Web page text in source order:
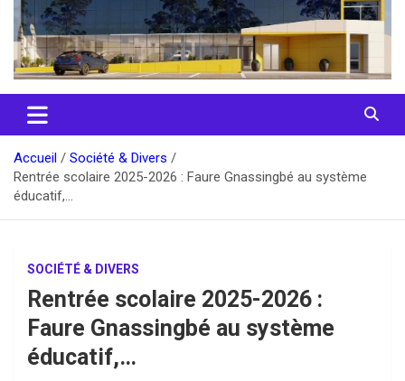
Accueil
Société & Divers
Rentrée scolaire 2025-2026 : Faure Gnassingbé au système
éducatif,…
SOCIÉTÉ & DIVERS
Rentrée scolaire 2025-2026 :
Faure Gnassingbé au système
éducatif,…